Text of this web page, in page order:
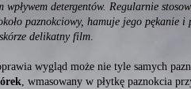
detergentów. Regularnie
paznokciowy, hamuje jego pękanie i
delikatny film.
wygląd może nie tyle samych
, wmasowany w płytkę paznokcia